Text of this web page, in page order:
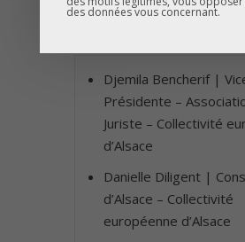
MERCI AUX
Djemila Bencherif |
Présidente –
Juriste – Collectivité
d’Alsace
Danielle Diligent |
d’Alsace – Collectivité
européenne d’Alsace
des données vous concernant.